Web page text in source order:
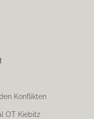
Konflikten
OT Kiebitz